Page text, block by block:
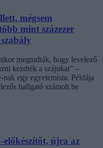
mégsem
mint százezer
megtudták, hogy levelező
kezdték a szájukat” –
egy egyetemista. Példája
hallgató számolt be
előkészítőt, újra az